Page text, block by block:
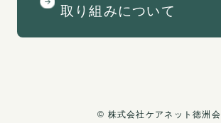
取り組みについて
© ︎株式会社ケアネット徳洲会